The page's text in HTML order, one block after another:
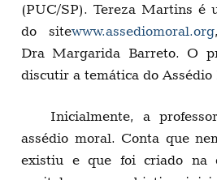
(PUC/SP). Tereza Martins é
do sitewww.assediomoral.org
Dra Margarida Barreto. O
discutir a temática do
Inicialmente, a
assédio moral. Conta que
existiu e que foi criado na